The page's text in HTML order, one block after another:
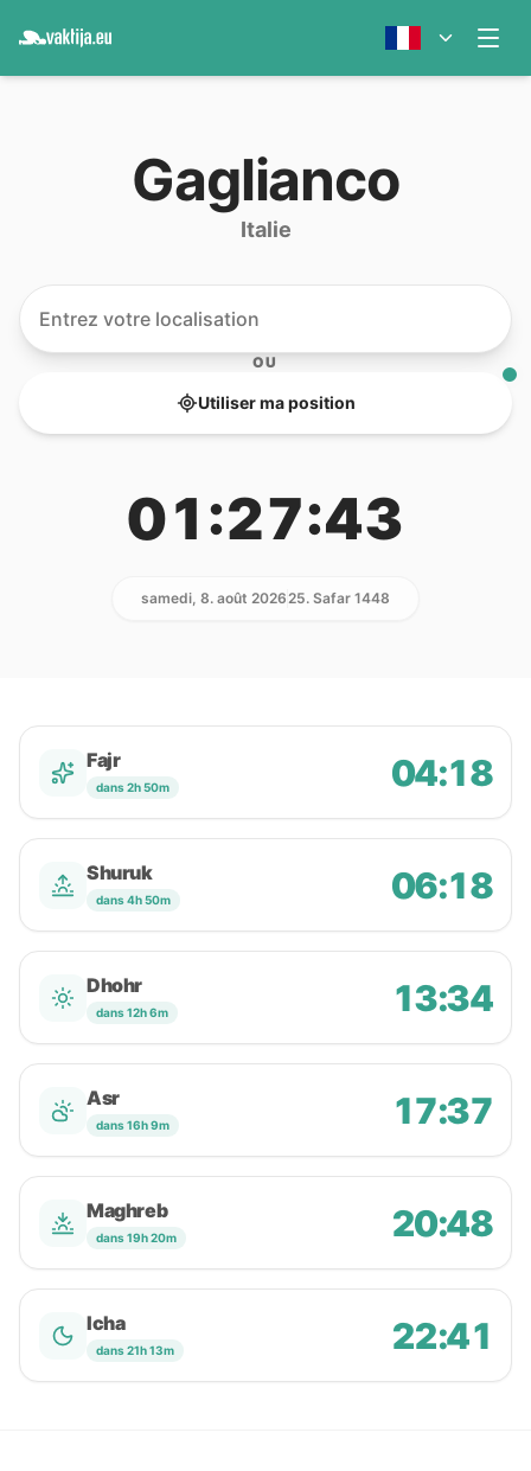
Gaglianco
Italie
OU
Utiliser ma position
01:27:43
samedi, 8. août 202625. Safar 1448
Fajr
dans 2h 50m 04:18
Shuruk
dans 4h 50m 06:18
Dhohr
dans 12h 6m 13:34
Asr
dans 16h 9m 17:37
Maghreb
dans 19h 20m 20:48
Icha
dans 21h 13m 22:41